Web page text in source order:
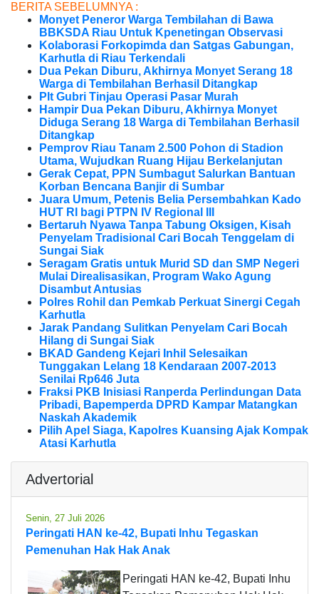
BERITA SEBELUMNYA :
Monyet Peneror Warga Tembilahan di Bawa
BBKSDA Riau Untuk Kpenetingan Observasi
Kolaborasi Forkopimda dan Satgas Gabungan,
Karhutla di Riau Terkendali
Dua Pekan Diburu, Akhirnya Monyet Serang 18
Warga di Tembilahan Berhasil Ditangkap
Plt Gubri Tinjau Operasi Pasar Murah
Hampir Dua Pekan Diburu, Akhirnya Monyet
Diduga Serang 18 Warga di Tembilahan Berhasil
Ditangkap
Pemprov Riau Tanam 2.500 Pohon di Stadion
Utama, Wujudkan Ruang Hijau Berkelanjutan
Gerak Cepat, PPN Sumbagut Salurkan Bantuan
Korban Bencana Banjir di Sumbar
Juara Umum, Petenis Belia Persembahkan Kado
HUT RI bagi PTPN IV Regional III
Bertaruh Nyawa Tanpa Tabung Oksigen, Kisah
Penyelam Tradisional Cari Bocah Tenggelam di
Sungai Siak
Seragam Gratis untuk Murid SD dan SMP Negeri
Mulai Direalisasikan, Program Wako Agung
Disambut Antusias
Polres Rohil dan Pemkab Perkuat Sinergi Cegah
Karhutla
Jarak Pandang Sulitkan Penyelam Cari Bocah
Hilang di Sungai Siak
BKAD Gandeng Kejari Inhil Selesaikan
Tunggakan Lelang 18 Kendaraan 2007-2013
Senilai Rp646 Juta
Fraksi PKB Inisiasi Ranperda Perlindungan Data
Pribadi, Bapemperda DPRD Kampar Matangkan
Naskah Akademik
Pilih Apel Siaga, Kapolres Kuansing Ajak Kompak
Atasi Karhutla
Advertorial
Senin, 27 Juli 2026
Peringati HAN ke-42, Bupati Inhu Tegaskan
Pemenuhan Hak Hak Anak
Peringati HAN ke-42, Bupati Inhu